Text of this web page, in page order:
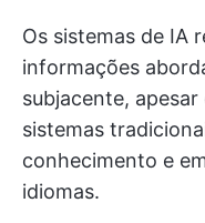
Os sistemas de IA
informações
subjacente,
sistemas
conhecimento e
idiomas.